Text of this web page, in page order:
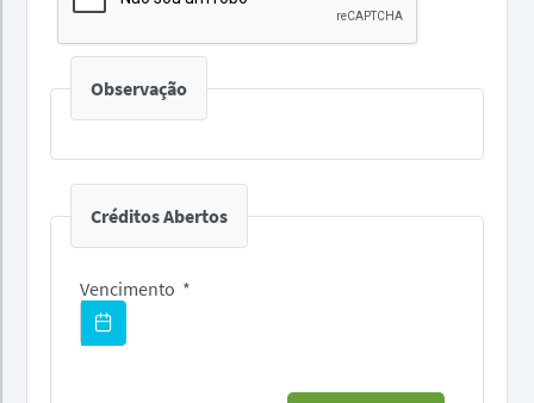
Observação
Créditos Abertos
Vencimento *